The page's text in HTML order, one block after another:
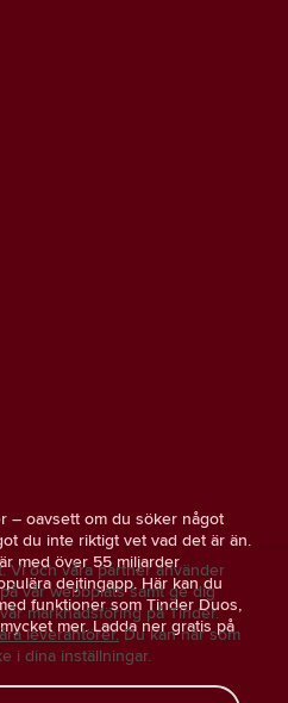
– oavsett om du söker något
du inte riktigt vet vad det är än.
med över 55 miljarder
dejtingapp. Här kan du
funktioner som Tinder Duos,
mer. Ladda ner gratis på
Vi och våra partner använder
vår webbplats samt ge dig
marknadsföring på Tinder.
leverantörer. Du kan när som
i dina inställningar.